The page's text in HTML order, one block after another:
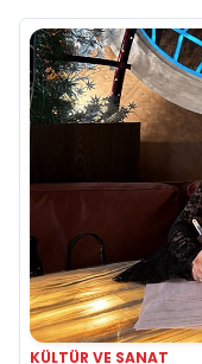
KÜLTÜR VE SANAT